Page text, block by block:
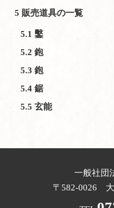
5 販売道具の一覧
5.1 鑿
5.2 鉋
5.3 鉋
5.4 鋸
5.5 玄能
一般社団
〒582-0026